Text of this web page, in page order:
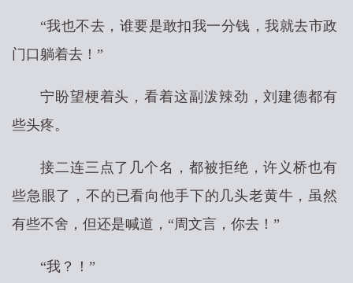
“我也不去，谁要是敢扣我一分钱，我就去市政
门口躺着去！”
宁盼望梗着头，看着这副泼辣劲，刘建德都有
些头疼。
接二连三点了几个名，都被拒绝，许义桥也有
些急眼了，不的已看向他手下的几头老黄牛，虽然
有些不舍，但还是喊道，“周文言，你去！”
“我？！”